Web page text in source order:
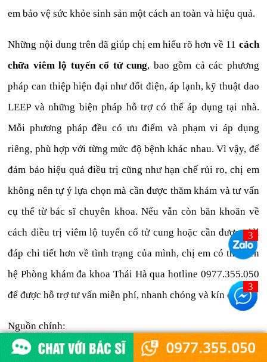
em bảo vệ sức khỏe sinh sản một cách an toàn và hiệu quả.
Những nội dung trên đã giúp chị em hiểu rõ hơn về 11 cách
chữa viêm lộ tuyến cổ tử cung, bao gồm cả các phương
pháp can thiệp hiện đại như đốt điện, áp lạnh, kỹ thuật dao
LEEP và những biện pháp hỗ trợ có thể áp dụng tại nhà.
Mỗi phương pháp đều có ưu điểm và phạm vi áp dụng
riêng, phù hợp với từng mức độ bệnh khác nhau. Vì vậy, để
đảm bảo hiệu quả điều trị cũng như hạn chế rủi ro, chị em
không nên tự ý lựa chọn mà cần được thăm khám và tư vấn
cụ thể từ bác sĩ chuyên khoa. Nếu vẫn còn băn khoăn về
cách điều trị viêm lộ tuyến cổ tử cung hoặc cần được giải
đáp chi tiết hơn về tình trạng của mình, chị em có thể liên
hệ Phòng khám đa khoa Thái Hà qua hotline 0977.355.050
để được hỗ trợ tư vấn miễn phí, nhanh chóng và kín đáo.
Nguồn chính:
https://gin-nobel.com/public/media/file/cach-chua-viem-